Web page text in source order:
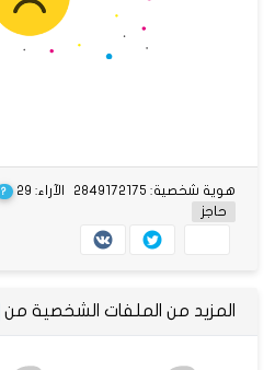
الآراء: 29 ?
هوية شخصية: 2849172175
حاجز
المزيد من الملفات الشخصية من